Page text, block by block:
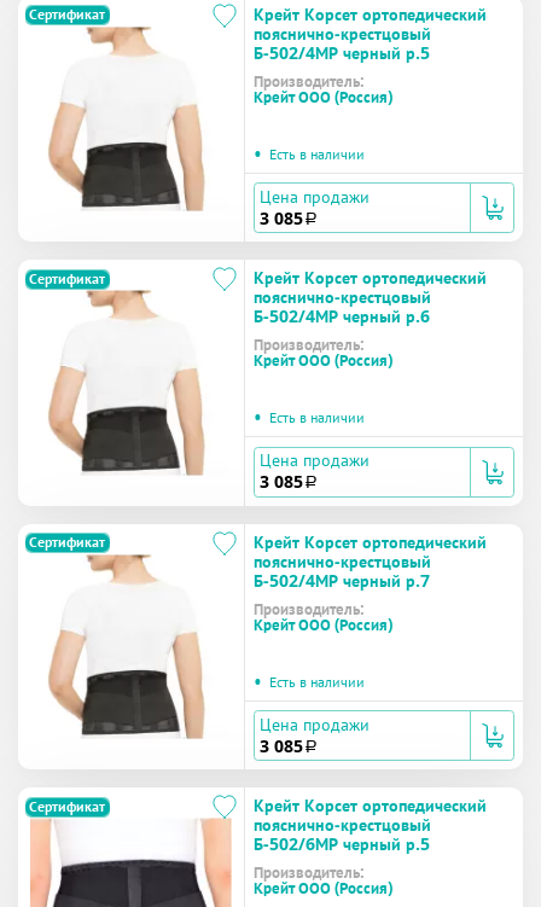
Сертификат
Крейт Корсет ортопедический
пояснично-крестцовый
Б-502/4МР черный р.5
Производитель:
Крейт ООО (Россия)
• Есть в наличии
Цена продажи
3 085 a
Сертификат
Крейт Корсет ортопедический
пояснично-крестцовый
Б-502/4МР черный р.6
Производитель:
Крейт ООО (Россия)
• Есть в наличии
Цена продажи
3 085 a
Сертификат
Крейт Корсет ортопедический
пояснично-крестцовый
Б-502/4МР черный р.7
Производитель:
Крейт ООО (Россия)
• Есть в наличии
Цена продажи
3 085 a
Сертификат
Крейт Корсет ортопедический
пояснично-крестцовый
Б-502/6МР черный р.5
Производитель:
Крейт ООО (Россия)